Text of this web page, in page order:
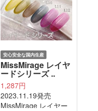
安心安全な国内生産
MissMirage レイヤ
ードシリーズ ..
1,287円
2023.11.19発売
MissMirage レイヤー